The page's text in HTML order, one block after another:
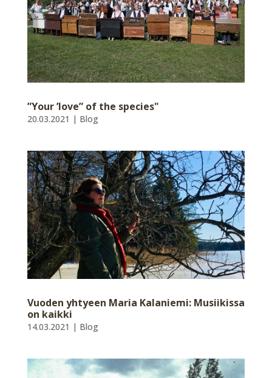
”Your ’love” of the species"
20.03.2021 | Blog
Vuoden yhtyeen Maria Kalaniemi: Musiikissa
on kaikki
14.03.2021 | Blog